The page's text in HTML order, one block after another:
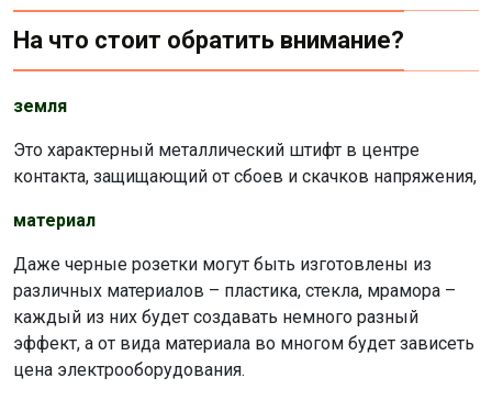
На что стоит обратить внимание?
земля
Это характерный металлический штифт в центре
контакта, защищающий от сбоев и скачков напряжения,
материал
Даже черные розетки могут быть изготовлены из
различных материалов – пластика, стекла, мрамора –
каждый из них будет создавать немного разный
эффект, а от вида материала во многом будет зависеть
цена электрооборудования.